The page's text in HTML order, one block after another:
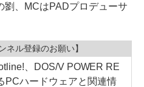
、MCはPADプロデューサ
ネル登録のお願い】
、DOS/V POWER RE
PCハードウェアと関連情